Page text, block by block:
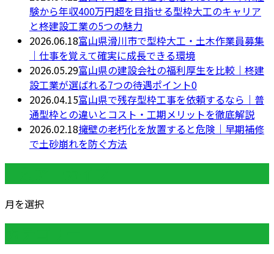
験から年収400万円超を目指せる型枠大工のキャリア
と柊建設工業の5つの魅力
2026.06.18富山県滑川市で型枠大工・土木作業員募集
｜仕事を覚えて確実に成長できる環境
2026.05.29富山県の建設会社の福利厚生を比較｜柊建
設工業が選ばれる7つの待遇ポイント0
2026.04.15富山県で残存型枠工事を依頼するなら｜普
通型枠との違いとコスト・工期メリットを徹底解説
2026.02.18擁壁の老朽化を放置すると危険｜早期補修
で土砂崩れを防ぐ方法
月を選択